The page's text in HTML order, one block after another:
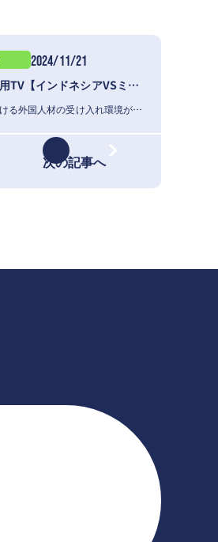
2024/11/21
ぐろーばる採用TV【インドネシアVSミャンマー】安い日本にホントに来てくれる？各国日本語学校の未来予想図
近年、日本における外国人材の受け入れ環境が大きく変化する中、新たな送り出し国とし…
次の記事へ